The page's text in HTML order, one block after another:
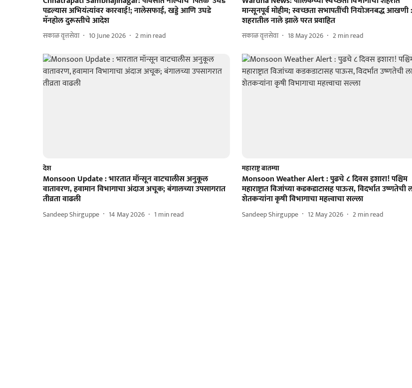
पडल्यास अभियंत्यांवर कारवाई!; नालेसफाई, खड्डे आणि उघडे
मॅनहोल दुरूस्तीचे आदेश
सकाळ वृत्तसेवा 10 June 2026 2min read
मान्सूनपूर्व मोहीम; स्वच्छता सभापतींची नियोजनबद्ध आखणी :
शहरातील नाले झाले परत प्रवाहित
सकाळ वृत्तसेवा 18 May 2026 2min read
देश
Monsoon Update : भारतात मॉन्सून वाटचालीस अनुकूल
वातावरण, हवामान विभागाचा अंदाज अचूक; बंगालच्या उपसागरात
तीव्रता वाढली
Sandeep Shirguppe 14 May 2026 1 min read
महाराष्ट्र बातम्या
Monsoon Weather Alert : पुढचे ८ दिवस इशारा! पश्चिम
महाराष्ट्रात विजांच्या कडकडाटासह पाऊस, विदर्भात उष्णतेची
शेतकऱ्यांना कृषी विभागाचा महत्त्वाचा सल्ला
Sandeep Shirguppe 12 May 2026 2min read